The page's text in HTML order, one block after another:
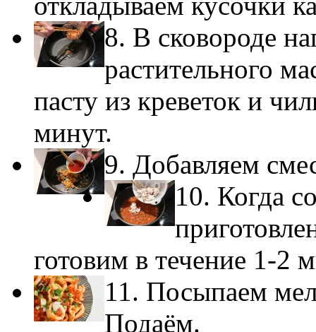
8. В сковороде
растительного
пасту из креветок и
минут.
9. Добавляем
10. Когда
готовим в течение 1-2
11. Посыпаем
Подаём.